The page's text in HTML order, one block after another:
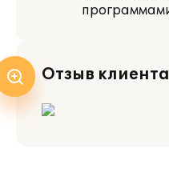
Отзыв клиента